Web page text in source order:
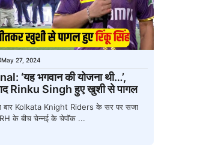
May 27, 2024
‘यह भगवान की योजना थी…’,
Rinku Singh हुए खुशी से पागल
बार Kolkata Knight Riders के सर पर सजा
के बीच चेन्नई के चेपॉक ...